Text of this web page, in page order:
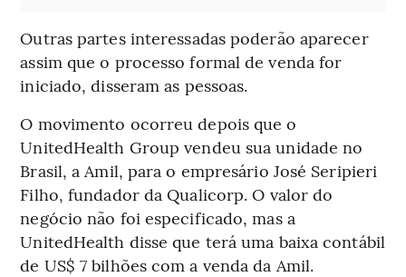
Outras partes interessadas poderão aparecer
assim que o processo formal de venda for
iniciado, disseram as pessoas.
O movimento ocorreu depois que o
UnitedHealth Group vendeu sua unidade no
Brasil, a Amil, para o empresário José Seripieri
Filho, fundador da Qualicorp. O valor do
negócio não foi especificado, mas a
UnitedHealth disse que terá uma baixa contábil
de US$ 7 bilhões com a venda da Amil.